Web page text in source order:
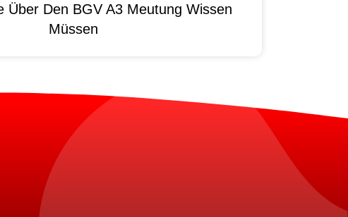
Über Den BGV A3 Meutung Wissen
Müssen